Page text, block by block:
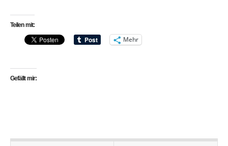
Teilen mit:
Mehr
Gefällt mir: